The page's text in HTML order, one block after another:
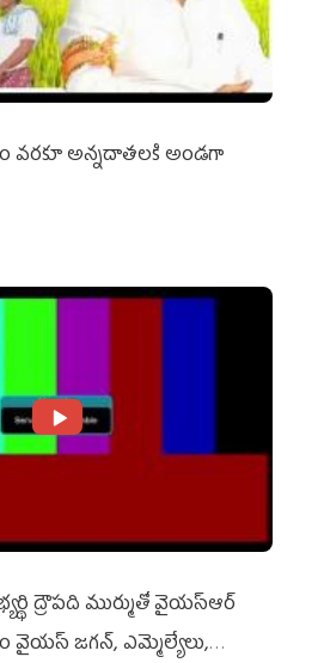
వరకూ అన్నదాతలకి అండగా
ద్రౌప‌ది ముర్ముతో వైయ‌స్ఆర్
వైయ‌స్ జ‌గ‌న్, ఎమ్మెల్యేలు,